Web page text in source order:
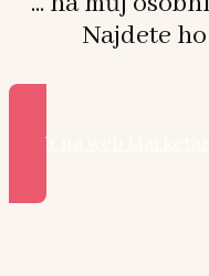
Najdete
Přejít na web